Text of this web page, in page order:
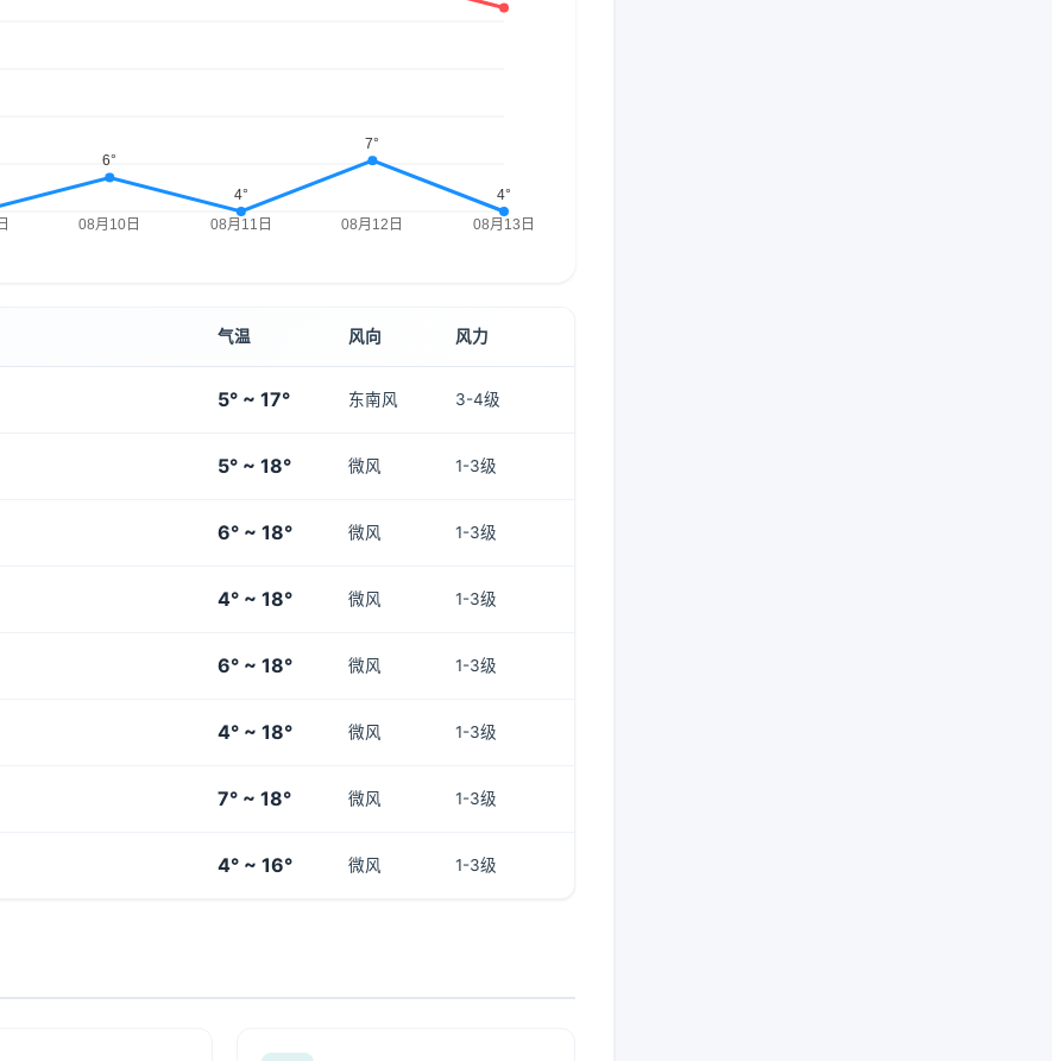
气温 风向 风力
5° ~ 17° 东南风 3-4级
5° ~ 18° 微风 1-3级
6° ~ 18° 微风 1-3级
4° ~ 18° 微风 1-3级
6° ~ 18° 微风 1-3级
4° ~ 18° 微风 1-3级
7° ~ 18° 微风 1-3级
4° ~ 16° 微风 1-3级